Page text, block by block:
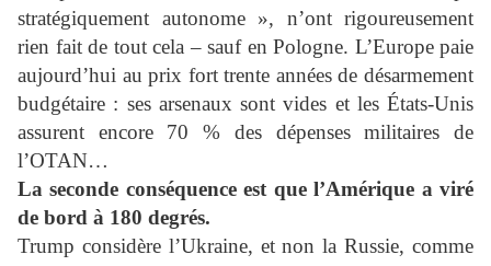
stratégiquement autonome », n’ont rigoureusement
rien fait de tout cela – sauf en Pologne. L’Europe paie
aujourd’hui au prix fort trente années de désarmement
budgétaire : ses arsenaux sont vides et les États-Unis
assurent encore 70 % des dépenses militaires de
l’OTAN…
La seconde conséquence est que l’Amérique a viré
de bord à 180 degrés.
Trump considère l’Ukraine, et non la Russie, comme